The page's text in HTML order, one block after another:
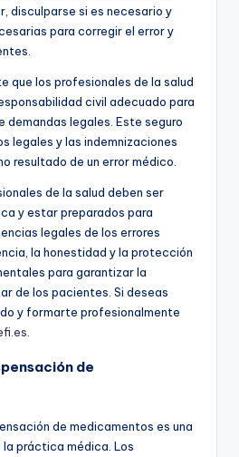
disculparse si es necesario y
para corregir el error y
que los profesionales de la salud
civil adecuado para
demandas legales. Este seguro
legales y las indemnizaciones
resultado de un error médico.
de la salud deben ser
y estar preparados para
legales de los errores
la honestidad y la protección
para garantizar la
de los pacientes. Si deseas
y formarte profesionalmente
.
de
de medicamentos es una
práctica médica. Los